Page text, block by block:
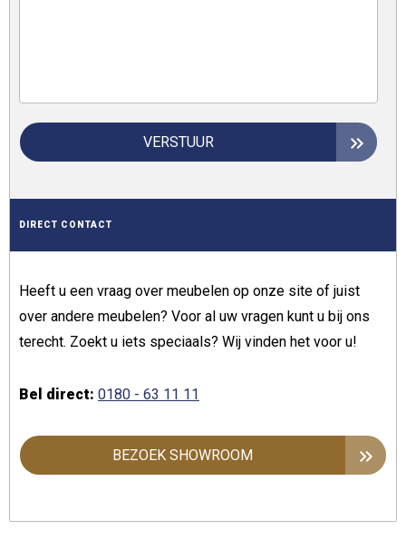
VERSTUUR
DIRECT CONTACT
Heeft u een vraag over meubelen op onze site of juist
over andere meubelen? Voor al uw vragen kunt u bij ons
terecht. Zoekt u iets speciaals? Wij vinden het voor u!
Bel direct: 0180 - 63 11 11
BEZOEK SHOWROOM